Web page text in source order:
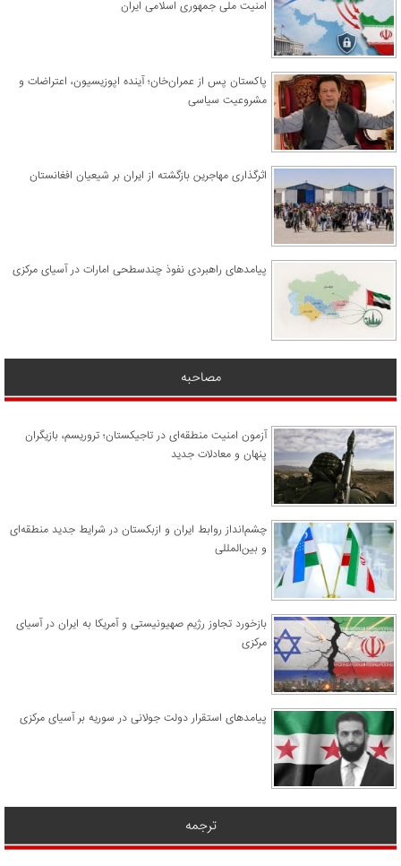
امنیت ملی جمهوری اسلامی ایران
پاکستان پس از عمران‌خان؛ آینده اپوزیسیون، اعتراضات و
مشروعیت سیاسی
اثرگذاری مهاجرین بازگشته از ایران بر شیعیان افغانستان
پیامدهای راهبردی نفوذ چندسطحی امارات در آسیای مرکزی
مصاحبه
آزمون امنیت منطقه‌ای در تاجیکستان؛ تروریسم، بازیگران
پنهان و معادلات جدید
چشم‌انداز روابط ایران و ازبکستان در شرایط جدید منطقه‌ای
و بین‌المللی
​بازخورد تجاوز رژیم صهیونیستی و آمریکا به ایران در آسیای
مرکزی
پیامدهای استقرار دولت جولانی در سوریه بر آسیای مرکزی
ترجمه